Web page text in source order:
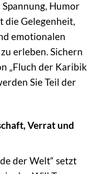
Humor
die Gelegenheit,
emotionalen
erleben. Sichern
„Fluch der Karibik
Sie Teil der
Verrat und
der Welt“ setzt